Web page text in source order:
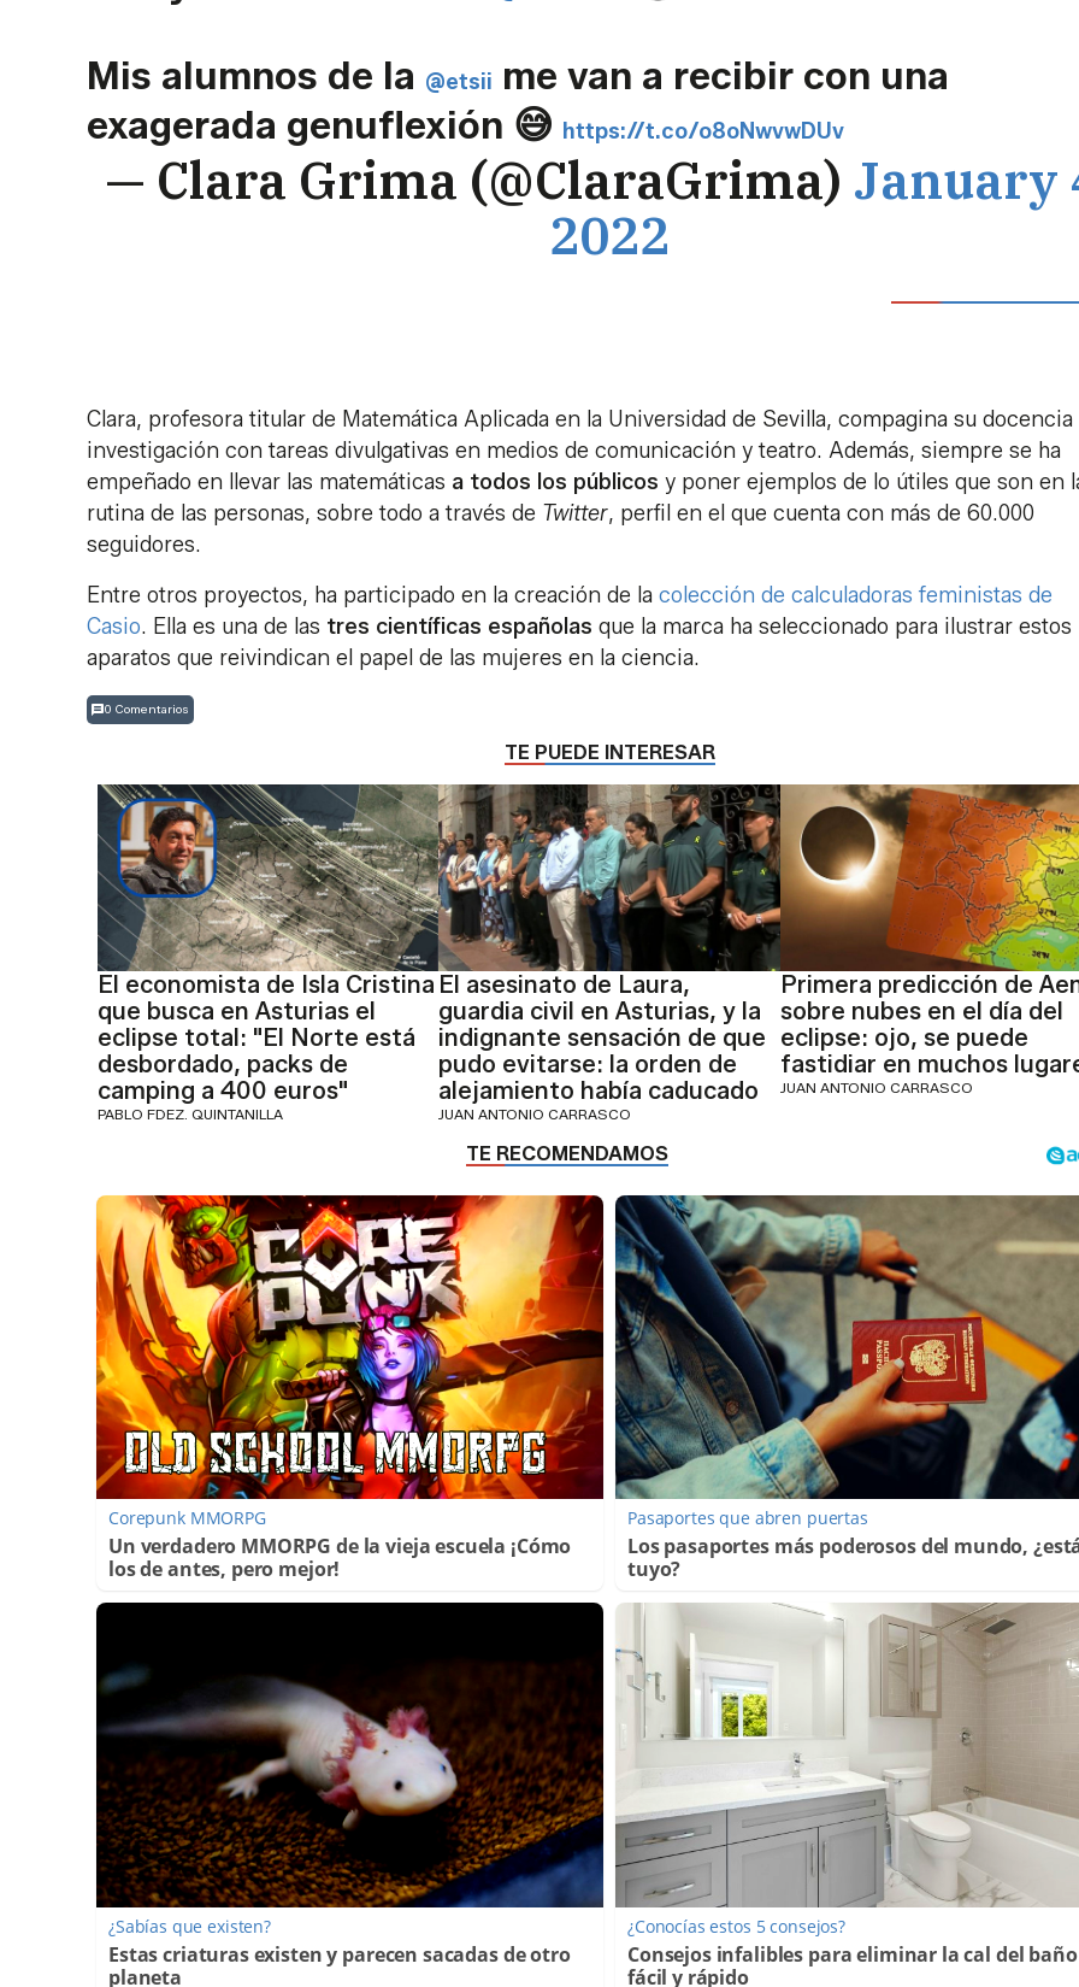
Mis alumnos de la @etsii me van a recibir con una
exagerada genuflexión 😅 https://t.co/o8oNwvwDUv
— Clara Grima (@ClaraGrima) January
2022
Clara, profesora titular de Matemática Aplicada en la Universidad de Sevilla, compagina su docencia
investigación con tareas divulgativas en medios de comunicación y teatro. Además, siempre se ha
empeñado en llevar las matemáticas a todos los públicos y poner ejemplos de lo útiles que son en
rutina de las personas, sobre todo a través de Twitter, perfil en el que cuenta con más de 60.000
seguidores.
Entre otros proyectos, ha participado en la creación de la colección de calculadoras feministas de
Casio. Ella es una de las tres científicas españolas que la marca ha seleccionado para ilustrar estos
aparatos que reivindican el papel de las mujeres en la ciencia.
0 Comentarios
TE PUEDE INTERESAR
El economista de Isla Cristina
que busca en Asturias el
eclipse total: "El Norte está
desbordado, packs de
camping a 400 euros"
PABLO FDEZ. QUINTANILLA
El asesinato de Laura,
guardia civil en Asturias, y la
indignante sensación de que
pudo evitarse: la orden de
alejamiento había caducado
JUAN ANTONIO CARRASCO
Primera predicción de
sobre nubes en el día del
eclipse: ojo, se puede
fastidiar en muchos
JUAN ANTONIO CARRASCO
Corepunk MMORPG
Un verdadero MMORPG de la vieja escuela ¡Cómo
los de antes, pero mejor!
Pasaportes que abren puertas
Los pasaportes más poderosos del mundo,
tuyo?
¿Sabías que existen?
Estas criaturas existen y parecen sacadas de otro
planeta
¿Conocías estos 5 consejos?
Consejos infalibles para eliminar la cal del baño
fácil y rápido